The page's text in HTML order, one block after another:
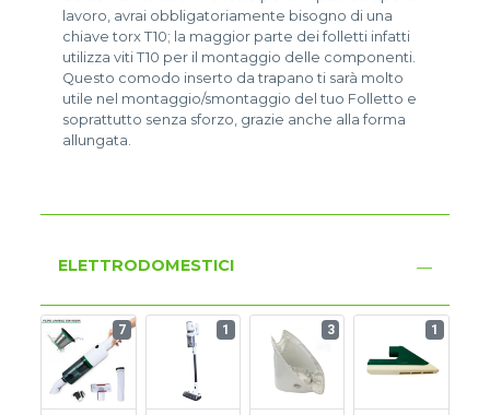
lavoro, avrai obbligatoriamente bisogno di una
chiave torx T10; la maggior parte dei folletti infatti
utilizza viti T10 per il montaggio delle componenti.
Questo comodo inserto da trapano ti sarà molto
utile nel montaggio/smontaggio del tuo Folletto e
soprattutto senza sforzo, grazie anche alla forma
allungata.
ELETTRODOMESTICI
7 1 3 1